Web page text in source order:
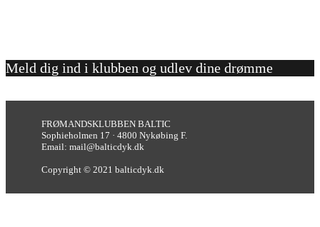
Meld dig ind i klubben og udlev dine drømme
FRØMANDSKLUBBEN BALTIC
Sophieholmen 17 · 4800 Nykøbing F.
Email: mail@balticdyk.dk
Copyright © 2021 balticdyk.dk